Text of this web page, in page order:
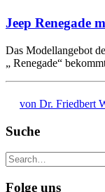
Jeep Renegade
Das Modellangebot
„ Renegade“
von Dr. Friedbert
Suche
Folge uns